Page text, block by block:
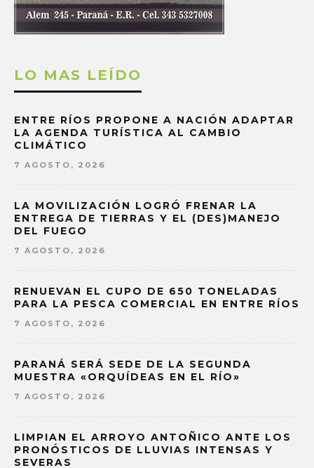
LO MAS LEÍDO
ENTRE RÍOS PROPONE A NACIÓN ADAPTAR
LA AGENDA TURÍSTICA AL CAMBIO
CLIMÁTICO
7 AGOSTO, 2026
LA MOVILIZACIÓN LOGRÓ FRENAR LA
ENTREGA DE TIERRAS Y EL (DES)MANEJO
DEL FUEGO
7 AGOSTO, 2026
RENUEVAN EL CUPO DE 650 TONELADAS
PARA LA PESCA COMERCIAL EN ENTRE RÍOS
7 AGOSTO, 2026
PARANÁ SERÁ SEDE DE LA SEGUNDA
MUESTRA «ORQUÍDEAS EN EL RÍO»
7 AGOSTO, 2026
LIMPIAN EL ARROYO ANTOÑICO ANTE LOS
PRONÓSTICOS DE LLUVIAS INTENSAS Y
SEVERAS